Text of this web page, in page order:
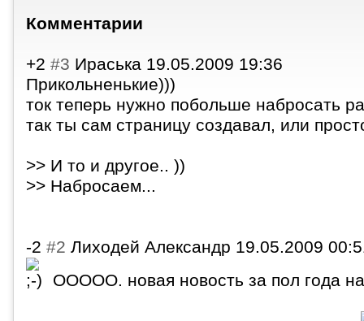
Комментарии
+2 #3 Ираська 19.05.2009 19:36
Прикольненькие)))
ток теперь нужно побольше набросать
так ты сам страницу создавал, или
>> И то и другое.. ))
>> Набросаем...
-2 #2 Лиходей Александр 19.05.2009
ООООО. новая новость за пол года